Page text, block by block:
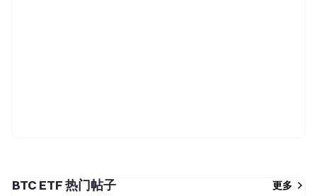
BTC ETF 热门帖子 更多